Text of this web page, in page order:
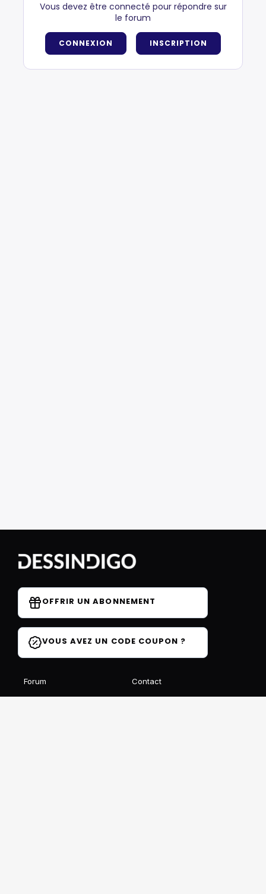
Vous devez être connecté pour répondre sur
le forum
CONNEXION INSCRIPTION
OFFRIR UN ABONNEMENT
VOUS AVEZ UN CODE COUPON ?
Forum Contact